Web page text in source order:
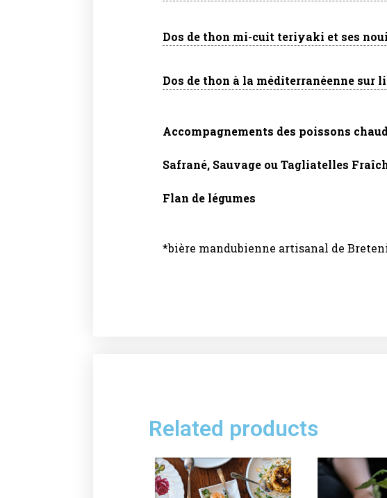
Dos de thon mi-cuit teriyaki et ses
Dos de thon à la méditerranéenne sur
Accompagnements des poissons
Safrané, Sauvage ou Tagliatelles
Flan de légumes
*bière mandubienne artisanal de
Related products